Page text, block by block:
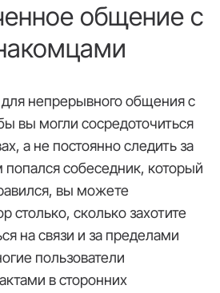
общение с
непрерывного общения с
вы могли сосредоточиться
а не постоянно следить за
собеседник, который
вы можете
столько, сколько захотите
на связи и за пределами
пользователи
в сторонних